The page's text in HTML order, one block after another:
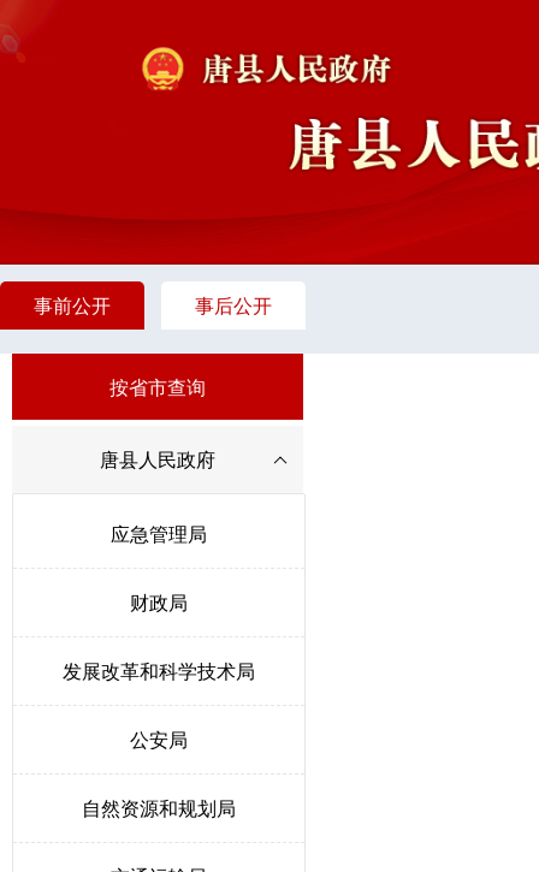
事前公开 事后公开
按省市查询
唐县人民政府
应急管理局
财政局
发展改革和科学技术局
公安局
自然资源和规划局